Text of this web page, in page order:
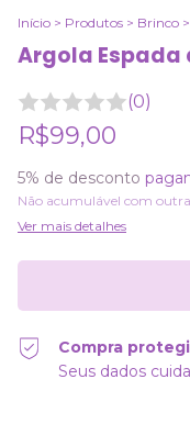
Início > Produtos > Brinco >
Argola Espada
(0)
R$99,00
5% de desconto
Não acumulável com
Ver mais detalhes
Compra
Seus dados